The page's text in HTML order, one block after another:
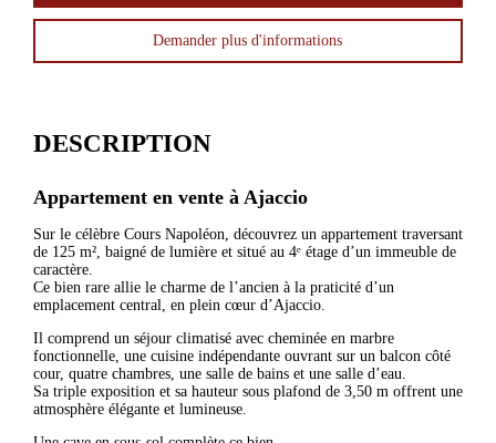
Demander plus d'informations
DESCRIPTION
Appartement en vente à Ajaccio
Sur le célèbre Cours Napoléon, découvrez un appartement traversant
de 125 m², baigné de lumière et situé au 4ᵉ étage d’un immeuble de
caractère.
Ce bien rare allie le charme de l’ancien à la praticité d’un
emplacement central, en plein cœur d’Ajaccio.
Il comprend un séjour climatisé avec cheminée en marbre
fonctionnelle, une cuisine indépendante ouvrant sur un balcon côté
cour, quatre chambres, une salle de bains et une salle d’eau.
Sa triple exposition et sa hauteur sous plafond de 3,50 m offrent une
atmosphère élégante et lumineuse.